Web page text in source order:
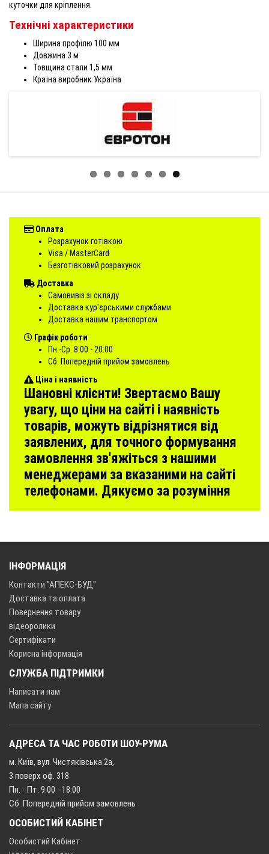
куточки для кріплення.
Технічні характеристики
Ширина профілю 100 мм
Довжина 3 м
Товщина стали 1,5 мм
Країна виробник Україна
Оплата
Розрахунок готівкою
Visa / MasterCard
Безготівковий розрахунок
Доставка
Самовивіз зі складу
Доставка кур'єрськими службами
Доставка нашим транспортом
Графік роботи
Пн.-Ср. 8:00 - 20:00
Сб. Попередній прийом замовлень
Ціна і наявність
Шановні клієнти! Звертаємо Вашу
увагу, що ціни на сайті і наявність
товарів, можуть відрізнятися від
заявлених, для точного формування
замовлення зв'яжіться з нашими
менеджерами за вказаними на сайті
телефонами. Дякуємо за розуміння
ІНФОРМАЦІЯ
Контакти "АПЕКС-БУД"
Доставка та оплата
Повернення товару
відеоролики
Сертифікати
Корисна інформація
СЛУЖБА ПІДТРИМКИ
Написати нам
Мапа сайту
АДРЕСА ТА ЧАС РОБОТИ ШОУ-РУМА
м. Київ, вул. Чистяківська 2а,
3 поверх оф. 318
Пн. - Пт. 9:00 - 18:00
Сб. Попередній прийом замовлень
ОСОБИСТИЙ КАБІНЕТ
Особистий Кабінет